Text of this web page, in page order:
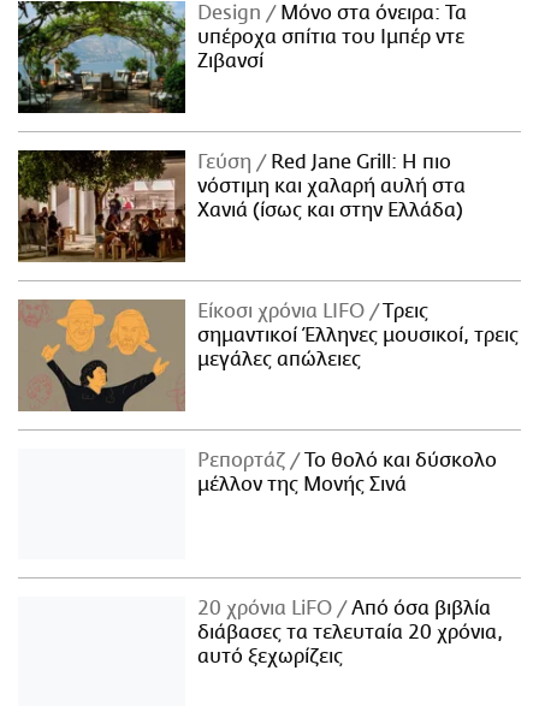
Design
Μόνο στα όνειρα: Τα
υπέροχα σπίτια του Ιμπέρ ντε
Ζιβανσί
Γεύση
Red Jane Grill: Η πιο
νόστιμη και χαλαρή αυλή στα
Χανιά (ίσως και στην Ελλάδα)
Είκοσι χρόνια LIFO
Tρεις
σημαντικοί Έλληνες μουσικοί, τρεις
μεγάλες απώλειες
Ρεπορτάζ
Το θολό και δύσκολο
μέλλον της Μονής Σινά
20 χρόνια LiFO
Από όσα βιβλία
διάβασες τα τελευταία 20 χρόνια,
αυτό ξεχωρίζεις